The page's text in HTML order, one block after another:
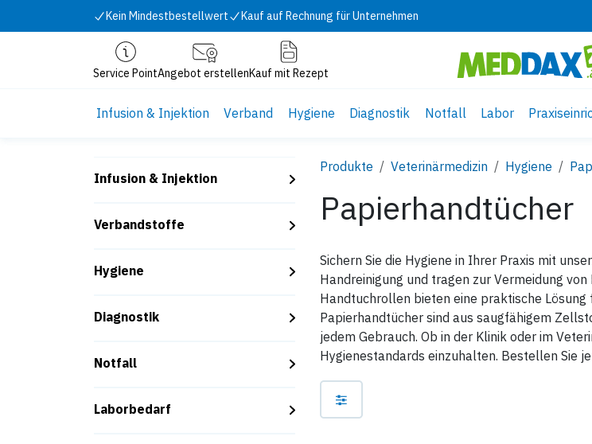
Kein Mindestbestellwert Kauf auf Rechnung für Unternehmen
Service PointAngebot erstellenKauf mit Rezept
Infusion & Injektion Verband Hygiene Diagnostik Notfall Labor
Infusion & Injektion
Verbandstoffe
Hygiene
Diagnostik
Notfall
Laborbedarf
Produkte Veterinärmedizin Hygiene
Papierhandtücher
Sichern Sie die Hygiene in Ihrer Praxis mit
Handreinigung und tragen zur Vermeidung
Handtuchrollen bieten eine praktische
Papierhandtücher sind aus saugfähigem
jedem Gebrauch. Ob in der Klinik oder im
Hygienestandards einzuhalten. Bestellen Sie